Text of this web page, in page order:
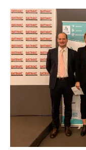
S’INFORMER